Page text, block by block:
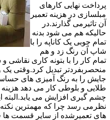
پرداخت نهایی کارهای
مبلسازی در هزینه تعمیر
آن تاثیرمی گذارند.در
حالیکه هم می شود بدنه
تمام چوبی یک کاناپه را با
شاپ آن رنگ زد و هم
تمام کار را با بتونه کاری نقاشی
منحصربفردتر تبدیل کرد.وقتی یک
جایش را به رنگ آمیزی های
طلایی و بلوطی کار می دهد
چشم گیری افزایش می یابد.البته
نظرمی رسد چرا که مهمترین
های تعمیرشده از سایر قسمت ها